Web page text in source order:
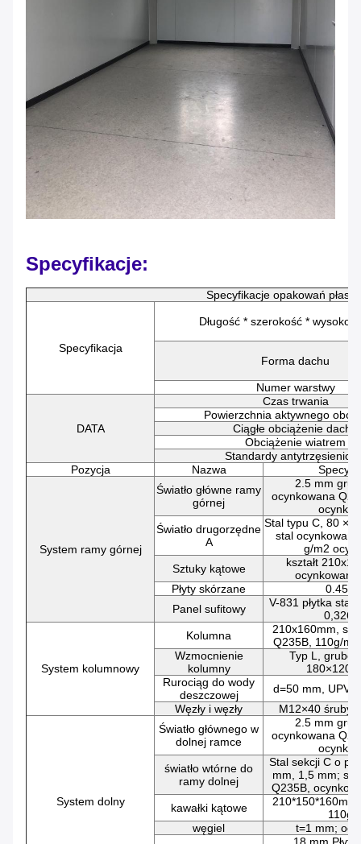
Specyfikacje:
Specyfikacje opakowań
Specyfikacja
Długość * szerokość *
Forma dachu
Numer warstwy
DATA
Czas trwania
Powierzchnia aktywnego
Ciągłe obciążenie dachu
Obciążenie wiatrem
Standardy
Pozycja
Nazwa
System ramy górnej
Światło główne ramy
górnej
2.5 mm
ocynkowana
Światło drugorzędne
A
Stal typu C, 80 ×
stal
g/m2
Sztuky kątowe
kształt
ocynkowany
Płyty skórzane
0.45
Panel sufitowy
V-831 płytka
0,326
System kolumnowy
Kolumna
210x160mm,
Q235B, 110g/
Wzmocnienie
kolumny
Typ L,
Rurociąg do wody
deszczowej
d=50 mm,
Węzły i węzły
M12×40 śruby
System dolny
Światło głównego w
dolnej ramce
2.5 mm
ocynkowana
światło wtórne do
ramy dolnej
Stal sekcji C o
mm, 1,5 mm;
Q235B,
kawałki kątowe
110g/
węgiel
t=1 mm;